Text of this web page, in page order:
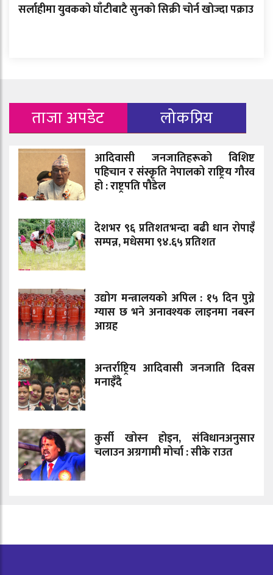
सर्लाहीमा युवकको घाँटीबाटै सुनको सिक्री चोर्न खोज्दा पक्राउ
ताजा अपडेट लोकप्रिय
आदिवासी जनजातिहरूको विशिष्ट
पहिचान र संस्कृति नेपालको राष्ट्रिय गौरव
हो : राष्ट्रपति पौडेल
देशभर ९६ प्रतिशतभन्दा बढी धान रोपाइँ
सम्पन्न, मधेसमा ९४.६५ प्रतिशत
उद्योग मन्त्रालयको अपिल : १५ दिन पुग्ने
ग्यास छ भने अनावश्यक लाइनमा नबस्न
आग्रह
अन्तर्राष्ट्रिय आदिवासी जनजाति दिवस
मनाइँदै
कुर्सी खोस्न होइन, संविधानअनुसार
चलाउन अग्रगामी मोर्चा : सीके राउत